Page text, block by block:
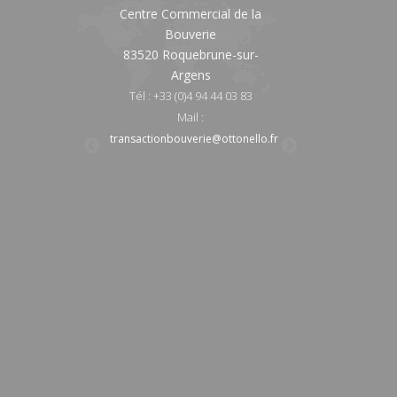
Gaulle
83520 Roquebrune-sur-
Argens
Tél : +33 (0)4 94 45 70 44
Mail : location@ottonello.fr
transactionvillage@ottonello.fr